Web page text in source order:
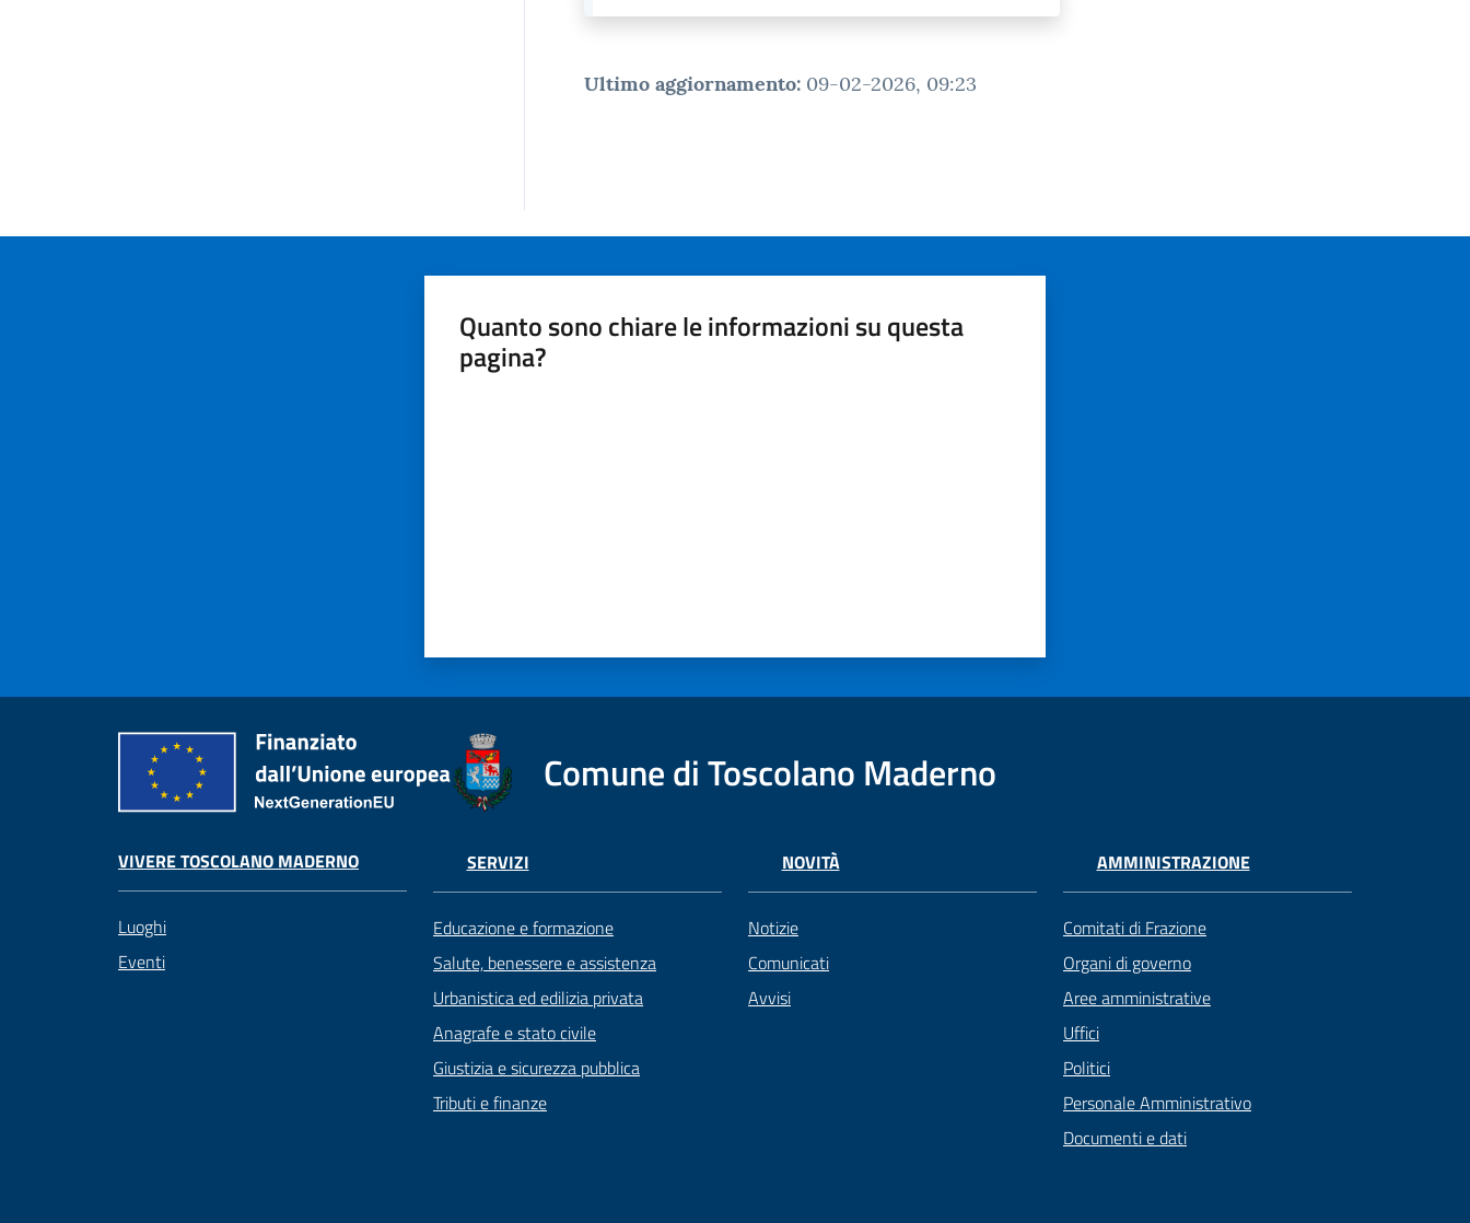
Ultimo aggiornamento: 09-02-2026, 09:23
Quanto sono chiare le informazioni su questa
pagina?
Comune di Toscolano Maderno
VIVERE TOSCOLANO MADERNO
Luoghi
Eventi
SERVIZI
Educazione e formazione
Salute, benessere e assistenza
Urbanistica ed edilizia privata
Anagrafe e stato civile
Giustizia e sicurezza pubblica
Tributi e finanze
NOVITÀ
Notizie
Comunicati
Avvisi
AMMINISTRAZIONE
Comitati di Frazione
Organi di governo
Aree amministrative
Uffici
Politici
Personale Amministrativo
Documenti e dati